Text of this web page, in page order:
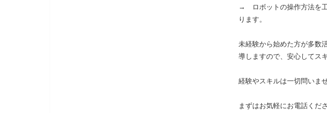
→ ロボットの操作方法を
ります。
未経験から始めた方が多数
導しますので、安心してス
経験やスキルは一切問いま
まずはお気軽にお電話くだ